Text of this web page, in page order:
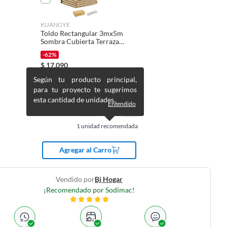
KUANGYE
Toldo Rectangular 3mx5m
Sombra Cubierta Terraza
Jardin Terraza
-62%
$ 17.090
44.975
1 unidad recomendada
Según tu producto principal,
para tu proyecto te sugerimos
esta cantidad de unidades.Entendido
Agregar al Carro
Vendido porBj Hogar
¡Recomendado por Sodimac!